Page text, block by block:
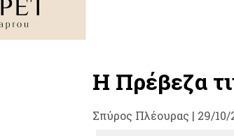
Η Πρέβεζα
Σπύρος Πλέουρας | 29/10/